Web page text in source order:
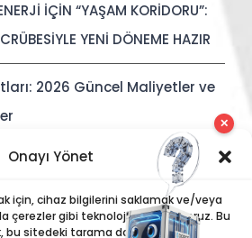
Onayı Yönet
için, cihaz bilgilerini saklamak ve/veya
çerezler gibi teknolojiler kullanıyoruz. Bu
sitedeki tarama davranışı veya
İÇİN “YAŞAM KORİDORU”:
YENİ DÖNEME HAZIR
2026 Güncel Maliyetler ve
Güvenli, Entegre ve Hızlı İnşa
Yapıları
✕